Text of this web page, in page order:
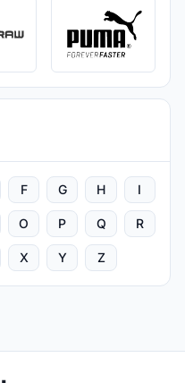
F G H I
O P Q R
X Y Z